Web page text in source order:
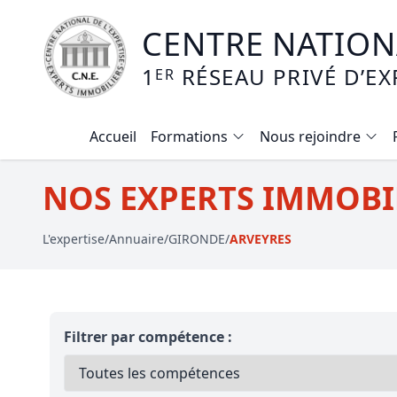
CENTRE
1 ER RÉSEAU PRIVÉ
Accueil
Formations
Formation expertise immobilière /
Expertise local commercial
Mise en copropriété
Expertise terrains agricoles,
Nous rejoindre
NOS EXPERTS
L'expertise/Annuaire/GIRONDE/ARVEYRES
Filtrer par compétence :